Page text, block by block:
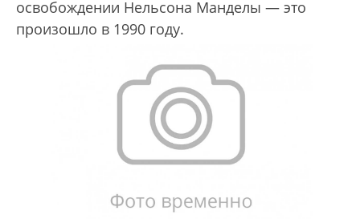
освобождении Нельсона Манделы — это
произошло в 1990 году.